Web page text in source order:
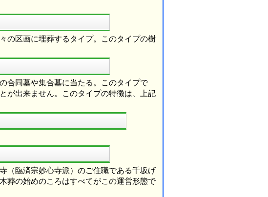
の区画に埋葬するタイプ。このタイプの樹
合同墓や集合墓に当たる。このタイプで
が出来ません。このタイプの特徴は、上記
（臨済宗妙心寺派）のご住職である千坂げ
葬の始めのころはすべてがこの運営形態で